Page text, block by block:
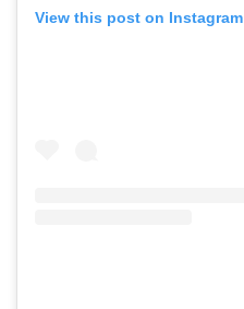
View this post on Instagram